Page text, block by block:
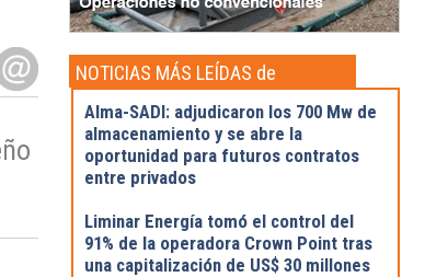
NOTICIAS MÁS LEÍDAS de
Actualidad
Alma-SADI: adjudicaron los 700 Mw de
almacenamiento y se abre la
oportunidad para futuros contratos
entre privados
Liminar Energía tomó el control del
91% de la operadora Crown Point tras
una capitalización de US$ 30 millones